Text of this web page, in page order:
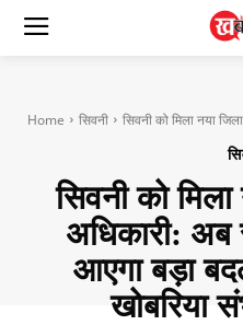
Home सिवनी सिवनी को मिला नया
सिवनी को
अधिकारी: अब
आएगा बड़ा
खोबरिया